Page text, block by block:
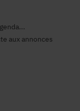
aux annonces